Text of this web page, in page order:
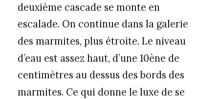
deuxième cascade se monte en
escalade. On continue dans la galerie
des marmites, plus étroite. Le niveau
d’eau est assez haut, d’une 10ène de
centimètres au dessus des bords des
marmites. Ce qui donne le luxe de se